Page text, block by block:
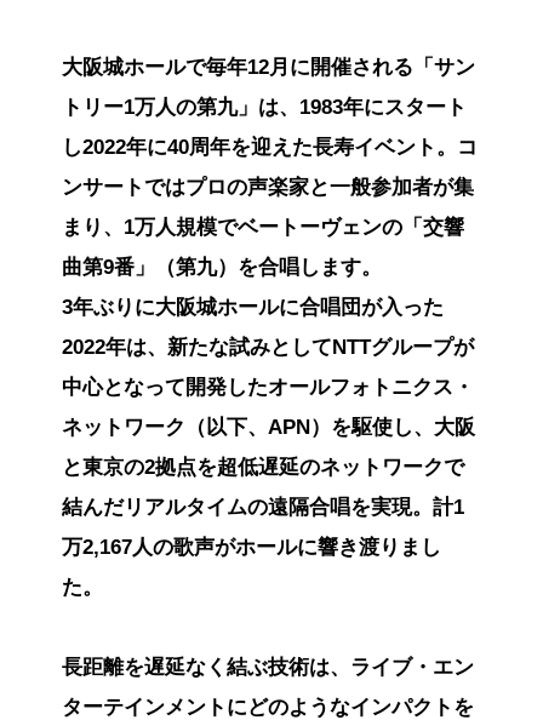
大阪城ホールで毎年12月に開催される「サン
トリー1万人の第九」は、1983年にスタート
し2022年に40周年を迎えた長寿イベント。コ
ンサートではプロの声楽家と一般参加者が集
まり、1万人規模でベートーヴェンの「交響
曲第9番」（第九）を合唱します。
3年ぶりに大阪城ホールに合唱団が入った
2022年は、新たな試みとしてNTTグループが
中心となって開発したオールフォトニクス・
ネットワーク（以下、APN）を駆使し、大阪
と東京の2拠点を超低遅延のネットワークで
結んだリアルタイムの遠隔合唱を実現。計1
万2,167人の歌声がホールに響き渡りまし
た。
長距離を遅延なく結ぶ技術は、ライブ・エン
ターテインメントにどのようなインパクトを